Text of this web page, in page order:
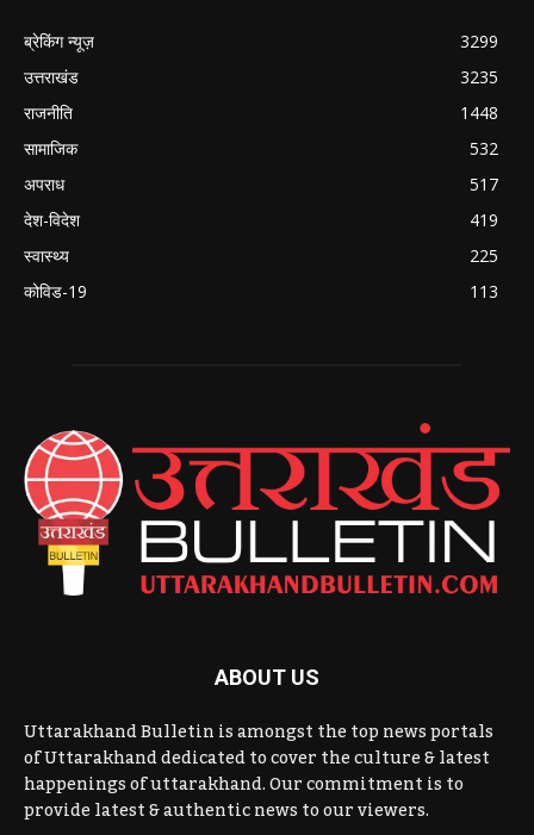
ब्रेकिंग न्यूज़
3299
उत्तराखंड
3235
राजनीति
1448
सामाजिक
532
अपराध
517
देश-विदेश
419
स्वास्थ्य
225
कोविड-19
113
ABOUT US
Uttarakhand Bulletin is amongst the top news portals
of Uttarakhand dedicated to cover the culture & latest
happenings of uttarakhand. Our commitment is to
provide latest & authentic news to our viewers.